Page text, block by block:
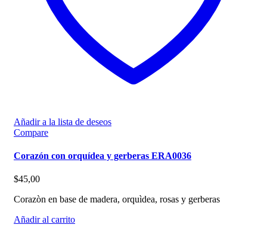
Añadir a la lista de deseos
Compare
Corazón con orquídea y gerberas ERA0036
$45,00
Corazòn en base de madera, orquìdea, rosas y gerberas
Añadir al carrito